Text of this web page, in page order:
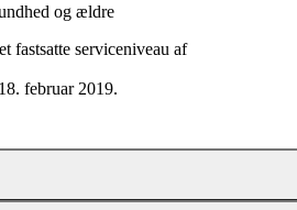
og ældre
fastsatte serviceniveau af
februar 2019.